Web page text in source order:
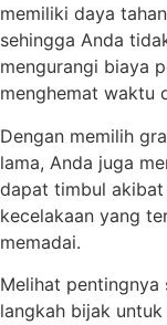
memiliki daya
sehingga Anda
mengurangi biaya
menghemat waktu
Dengan memilih
lama, Anda juga
dapat timbul
kecelakaan yang
memadai.
Melihat pentingnya
langkah bijak